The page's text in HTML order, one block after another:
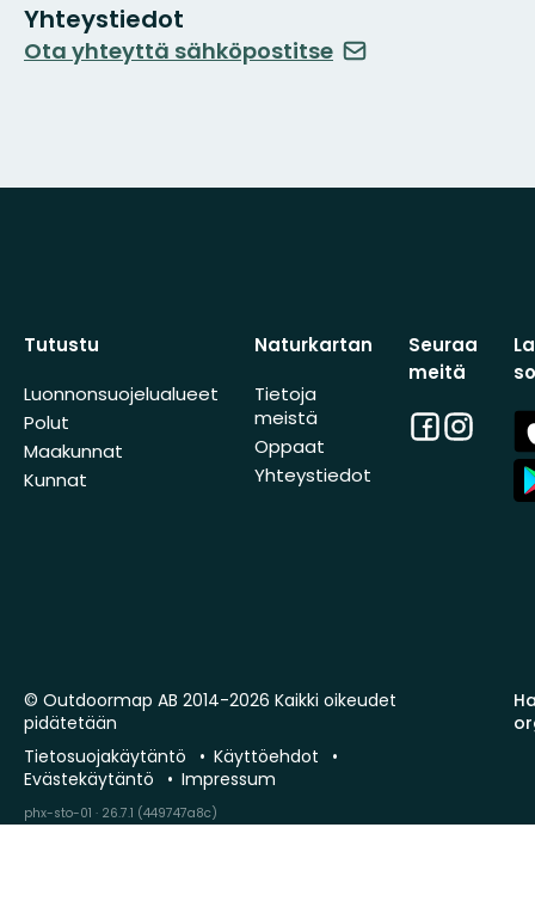
Yhteystiedot
Ota yhteyttä sähköpostitse
Tutustu
Luonnonsuojelualueet
Polut
Maakunnat
Kunnat
Naturkartan
Tietoja
meistä
Oppaat
Yhteystiedot
Seuraa
meitä
Facebook
© Outdoormap AB 2014-2026 Kaikki oikeudet
pidätetään
Tietosuojakäytäntö
Käyttöehdot
Evästekäytäntö
Impressum
phx-sto-01 · 26.7.1 (449747a8c)